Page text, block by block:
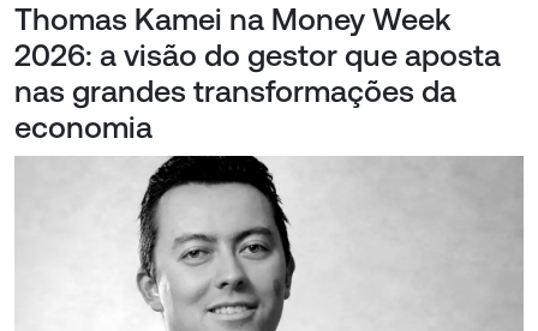
Thomas Kamei na Money Week
2026: a visão do gestor que aposta
nas grandes transformações da
economia